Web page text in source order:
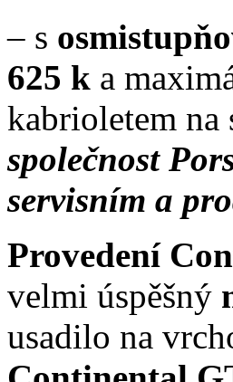
– s
625 k a
kabrioletem na
společnost
servisním a
Provedení
velmi úspěšný
usadilo na